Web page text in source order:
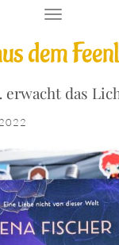
dem
T
G
N
G
A
T
I
N
erwacht das